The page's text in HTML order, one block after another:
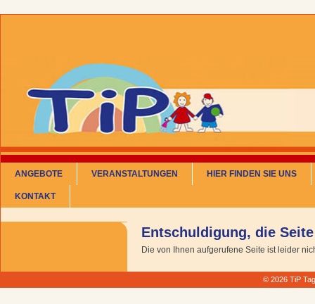
ANGEBOTE VERANSTALTUNGEN HIER FINDEN SIE UNS
KONTAKT
Entschuldigung, die
Die von Ihnen aufgerufene Seite ist leider
© 2026 TiP